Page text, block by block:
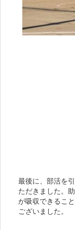
最後に、部活を
ただきました。
が吸収できるこ
ございました。